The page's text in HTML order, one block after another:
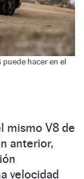
puede hacer en el
mismo V8 de
anterior,
velocidad